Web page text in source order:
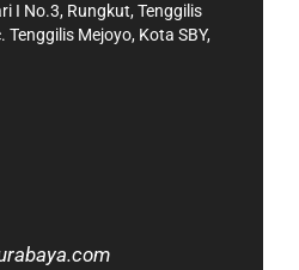
I No.3, Rungkut, Tenggilis
Tenggilis Mejoyo, Kota SBY,